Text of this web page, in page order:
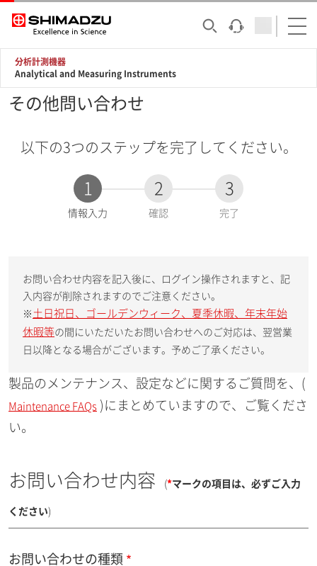
分析計測機器
Analytical and Measuring Instruments
その他問い合わせ
以下の3つのステップを完了してください。
1
現
情報入力
2
確認
3
完了
お問い合わせ内容を記入後に、ログイン操作されますと、記
入内容が削除されますのでご注意ください。
※ 土日祝日、ゴールデンウィーク、夏季休暇、年末年始
休暇等の間にいただいたお問い合わせへのご対応は、翌営業
日以降となる場合がございます。予めご了承ください。
製品のメンテナンス、設定などに関するご質問を、(
Maintenance FAQs )にまとめていますので、ご覧くださ
い。
お問い合わせ内容 (*マークの項目は、必ずご入力
ください)
お問い合わせの種類